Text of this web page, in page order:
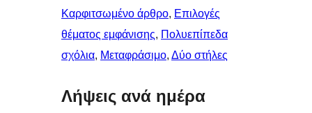
Καρφιτσωμένo άρθρo, Επιλογές
θέματος εμφάνισης, Πολυεπίπεδα
σχόλια, Μεταφράσιμο, Δύο στήλες
Λήψεις ανά ημέρα